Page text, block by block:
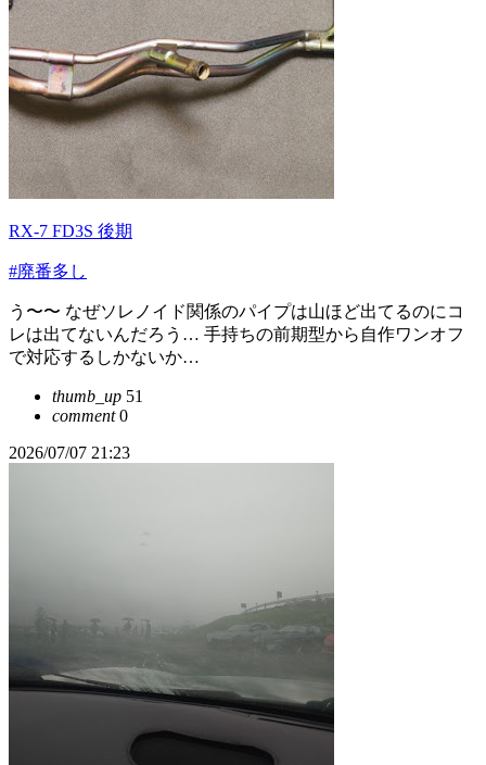
RX-7 FD3S 後期
#廃番多し
う〜〜 なぜソレノイド関係のパイプは山ほど出てるのにコ
レは出てないんだろう… 手持ちの前期型から自作ワンオフ
で対応するしかないか…
thumb_up 51
comment0
2026/07/07 21:23